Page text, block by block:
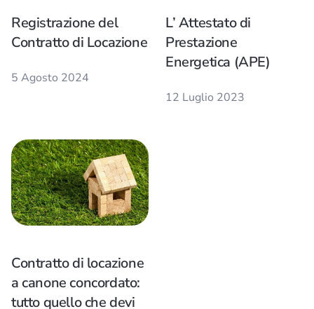
Registrazione del
Contratto di Locazione
5 Agosto 2024
L’ Attestato di
Prestazione
Energetica (APE)
12 Luglio 2023
Contratto di locazione
a canone concordato:
tutto quello che devi